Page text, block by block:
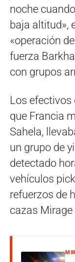
noche
baja altitud»,
«operación
fuerza
con grupos
Los efectivos
que Francia
Sahela,
un grupo de
detectado
vehículos
refuerzos de
cazas Mirage